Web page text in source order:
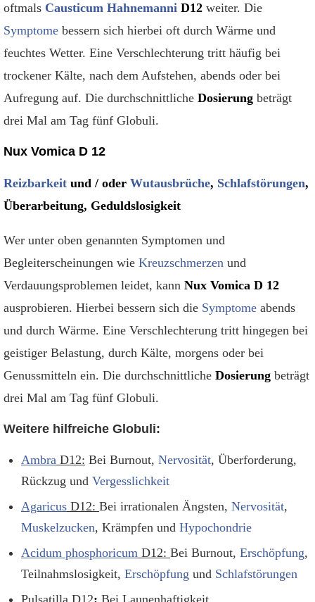
oftmals Causticum Hahnemanni D12 weiter. Die
Symptome bessern sich hierbei oft durch Wärme und
feuchtes Wetter. Eine Verschlechterung tritt häufig bei
trockener Kälte, nach dem Aufstehen, abends oder bei
Aufregung auf. Die durchschnittliche Dosierung beträgt
drei Mal am Tag fünf Globuli.
Nux Vomica D 12
Reizbarkeit und / oder Wutausbrüche, Schlafstörungen,
Überarbeitung, Geduldslosigkeit
Wer unter oben genannten Symptomen und
Begleiterscheinungen wie Kreuzschmerzen und
Verdauungsproblemen leidet, kann Nux Vomica D 12
ausprobieren. Hierbei bessern sich die Symptome abends
und durch Wärme. Eine Verschlechterung tritt hingegen bei
geistiger Belastung, durch Kälte, morgens oder bei
Genussmitteln ein. Die durchschnittliche Dosierung beträgt
drei Mal am Tag fünf Globuli.
Weitere hilfreiche Globuli:
Ambra D12: Bei Burnout, Nervosität, Überforderung,
Rückzug und Vergesslichkeit
Agaricus D12: Bei irrationalen Ängsten, Nervosität,
Muskelzucken, Krämpfen und Hypochondrie
Acidum phosphoricum D12: Bei Burnout, Erschöpfung,
Teilnahmslosigkeit, Erschöpfung und Schlafstörungen